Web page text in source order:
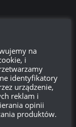
na
i
identyfikatory
urządzenie,
reklam i
opinii
produktów.